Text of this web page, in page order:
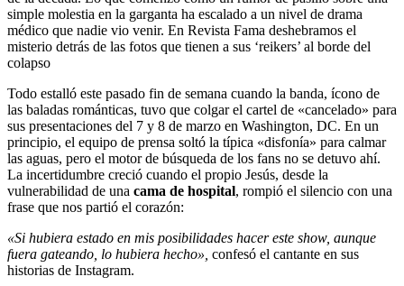
simple molestia en la garganta ha escalado a un nivel de drama
médico que nadie vio venir. En Revista Fama deshebramos el
misterio detrás de las fotos que tienen a sus ‘reikers’ al borde del
colapso
Todo estalló este pasado fin de semana cuando la banda, ícono de
las baladas románticas, tuvo que colgar el cartel de «cancelado» para
sus presentaciones del 7 y 8 de marzo en Washington, DC. En un
principio, el equipo de prensa soltó la típica «disfonía» para calmar
las aguas, pero el motor de búsqueda de los fans no se detuvo ahí.
La incertidumbre creció cuando el propio Jesús, desde la
vulnerabilidad de una cama de hospital, rompió el silencio con una
frase que nos partió el corazón:
«Si hubiera estado en mis posibilidades hacer este show, aunque
fuera gateando, lo hubiera hecho», confesó el cantante en sus
historias de Instagram.